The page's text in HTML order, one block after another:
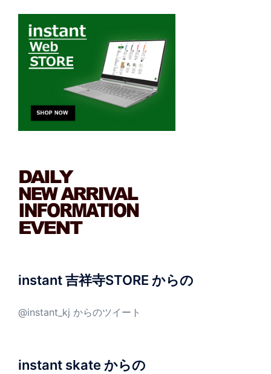
instant 吉祥寺STORE からの
@instant_kj からのツイート
instant skate からの